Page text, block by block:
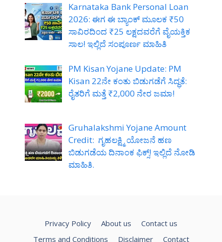
Karnataka Bank Personal Loan
2026: ಈಗ ಈ ಬ್ಯಾಂಕ್ ಮೂಲಕ ₹50
ಸಾವಿರದಿಂದ ₹25 ಲಕ್ಷದವರೆಗೆ ವೈಯಕ್ತಿಕ
ಸಾಲ! ಇಲ್ಲಿದೆ ಸಂಪೂರ್ಣ ಮಾಹಿತಿ
PM Kisan Yojane Update: PM
Kisan 22ನೇ ಕಂತು ಬಿಡುಗಡೆಗೆ ಸಿದ್ಧತೆ:
ರೈತರಿಗೆ ಮತ್ತೆ ₹2,000 ನೇರ ಜಮಾ!
Gruhalakshmi Yojane Amount
Credit: ಗೃಹಲಕ್ಷ್ಮಿ ಯೋಜನೆ ಹಣ
ಬಿಡುಗಡೆಯ ದಿನಾಂಕ ಫಿಕ್ಸ್! ಇಲ್ಲಿದೆ ನೋಡಿ
ಮಾಹಿತಿ.
Privacy Policy About us
Contact us
Terms and Conditions
Disclaimer Contact